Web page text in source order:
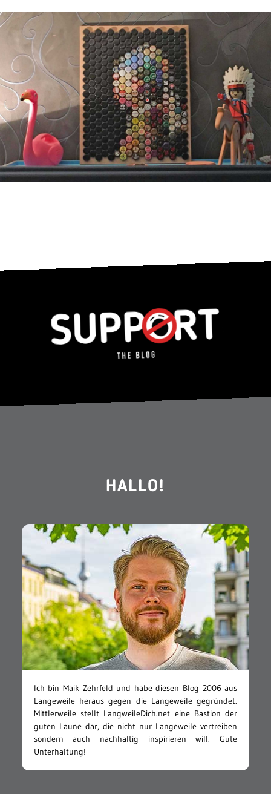
HALLO!
Ich bin Maik Zehrfeld und habe diesen Blog 2006 aus
Langeweile heraus gegen die Langeweile gegründet.
Mittlerweile stellt LangweileDich.net eine Bastion der
guten Laune dar, die nicht nur Langeweile vertreiben
sondern auch nachhaltig inspirieren will. Gute
Unterhaltung!